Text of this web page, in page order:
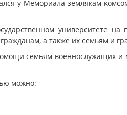
у Мемориала землякам-
университете на
а также их семьям и
семьям военнослужащих и
можно: